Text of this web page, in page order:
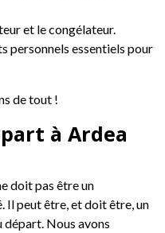
et le congélateur.
personnels essentiels pour
de tout !
à Ardea
doit pas être un
Il peut être, et doit être, un
départ. Nous avons